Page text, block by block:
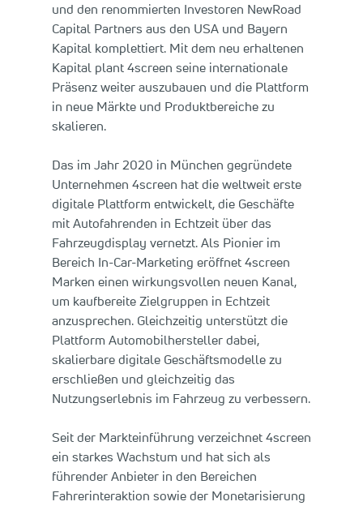
und den renommierten Investoren NewRoad
Capital Partners aus den USA und Bayern
Kapital komplettiert. Mit dem neu erhaltenen
Kapital plant 4screen seine internationale
Präsenz weiter auszubauen und die Plattform
in neue Märkte und Produktbereiche zu
skalieren.
Das im Jahr 2020 in München gegründete
Unternehmen 4screen hat die weltweit erste
digitale Plattform entwickelt, die Geschäfte
mit Autofahrenden in Echtzeit über das
Fahrzeugdisplay vernetzt. Als Pionier im
Bereich In-Car-Marketing eröffnet 4screen
Marken einen wirkungsvollen neuen Kanal,
um kaufbereite Zielgruppen in Echtzeit
anzusprechen. Gleichzeitig unterstützt die
Plattform Automobilhersteller dabei,
skalierbare digitale Geschäftsmodelle zu
erschließen und gleichzeitig das
Nutzungserlebnis im Fahrzeug zu verbessern.
Seit der Markteinführung verzeichnet 4screen
ein starkes Wachstum und hat sich als
führender Anbieter in den Bereichen
Fahrerinteraktion sowie der Monetarisierung